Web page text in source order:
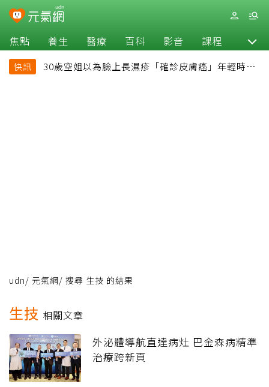
焦點 養生 醫療 百科 影音 課程 退休
快訊
30歲空姐以為臉上長濕疹「確診皮膚癌」年輕時一
udn/ 元氣網/ 搜尋 生技 的結果
生技 相關文章
外泌體導航直達病灶 巴金森病精準
治療跨新頁